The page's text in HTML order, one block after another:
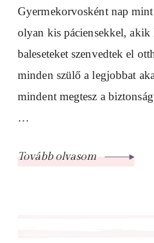
Gyermekorvosként nap
olyan kis páciensekkel, akik
baleseteket szenvedtek el
minden szülő a legjobbat
mindent megtesz a
…
Tovább olvasom